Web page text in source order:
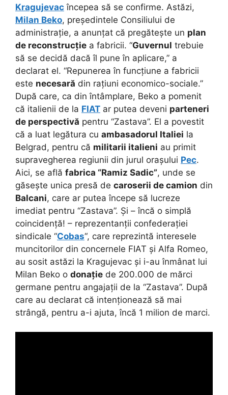
Kragujevac începea să se confirme. Astăzi,
Milan Beko, președintele Consiliului de
administrație, a anunțat că pregătește un plan
de reconstrucție a fabricii. “Guvernul trebuie
să se decidă dacă îl pune în aplicare,” a
declarat el. “Repunerea în funcțiune a fabricii
este necesară din rațiuni economico-sociale.”
După care, ca din întâmplare, Beko a pomenit
că italienii de la FIAT ar putea deveni parteneri
de perspectivă pentru “Zastava”. El a povestit
că a luat legătura cu ambasadorul Italiei la
Belgrad, pentru că militarii italieni au primit
supravegherea regiunii din jurul orașului Pec.
Aici, se află fabrica “Ramiz Sadic”, unde se
găsește unica presă de caroserii de camion din
Balcani, care ar putea începe să lucreze
imediat pentru “Zastava”. Și – încă o simplă
coincidență! – reprezentanții confederației
sindicale “Cobas“, care reprezintă interesele
muncitorilor din concernele FIAT și Alfa Romeo,
au sosit astăzi la Kragujevac și i-au înmânat lui
Milan Beko o donație de 200.000 de mărci
germane pentru angajații de la “Zastava”. După
care au declarat că intenționează să mai
strângă, pentru a-i ajuta, încă 1 milion de marci.